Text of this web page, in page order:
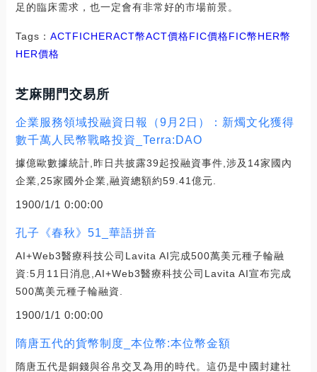
足的臨床需求，也一定會有非常好的市場前景。
Tags： ACTFICHERACT幣ACT價格FIC價格FIC幣HER幣
HER價格
芝麻開門交易所
企業服務領域投融資日報（9月2日）：新燭文化獲得
數千萬人民幣戰略投資_Terra:DAO
據億歐數據統計,昨日共披露39起投融資事件,涉及14家國內
企業,25家國外企業,融資總額約59.41億元.
1900/1/1 0:00:00
孔子《春秋》51_華語拼音
AI+Web3醫療科技公司Lavita AI完成500萬美元種子輪融
資:5月11日消息,AI+Web3醫療科技公司Lavita AI宣布完成
500萬美元種子輪融資.
1900/1/1 0:00:00
隋唐五代的貨幣制度_本位幣:本位幣金額
隋唐五代是銅錢與谷帛交叉為用的時代。這仍是中國封建社